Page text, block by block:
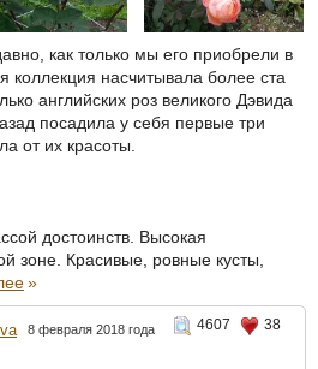
как только мы его приобрели в
коллекция насчитывала более ста
английских роз великого Дэвида
посадила у себя первые три
от их красоты.
достоинств. Высокая
зоне. Красивые, ровные кусты,
»
8 февраля 2018 года 4607
38